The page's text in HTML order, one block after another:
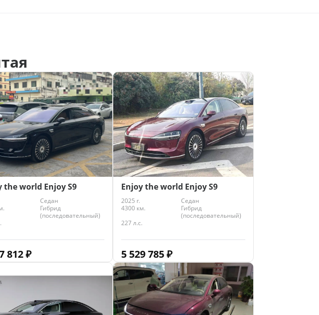
the world Enjoy S9
Седан
Гибрид
(последовательный)
812₽
Enjoy the world Enjoy S9
2025 г.
Седан
4300 км.
Гибрид
(последовательный)
227 л.с.
5 529 785₽